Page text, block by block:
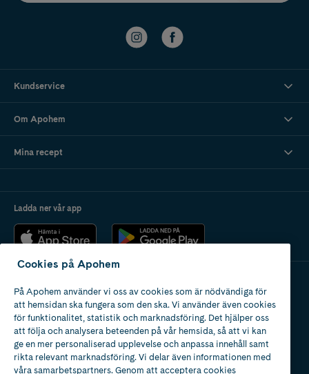
Kundservice
Om Apohem
Mina recept
Ladda ner vår app
Apotek med tillstånd
av Läkemedelsverket
Cookies på Apohem
På Apohem använder vi oss av cookies som är nödvändiga för
att hemsidan ska fungera som den ska. Vi använder även cookies
för funktionalitet, statistik och marknadsföring. Det hjälper oss
att följa och analysera beteenden på vår hemsida, så att vi kan
ge en mer personaliserad upplevelse och anpassa innehåll samt
rikta relevant marknadsföring. Vi delar även informationen med
våra samarbetspartners. Genom att acceptera cookies